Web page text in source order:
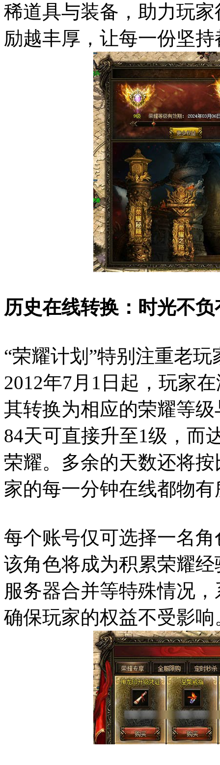
稀道具与装备，助力玩
励越丰厚，让每一份坚
历史在线转换：时光不
“荣耀计划”特别注重老
2012年7月1日起，玩家
其转换为相应的荣耀等
84天可直接升至1级，而
荣耀。多余的天数还将
家的每一分钟在线都物有
每个账号仅可选择一名
该角色将成为积累荣耀
服务器合并等特殊情况
确保玩家的权益不受影响